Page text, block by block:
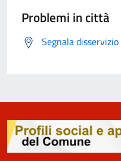
Problemi in città
Segnala disservizio